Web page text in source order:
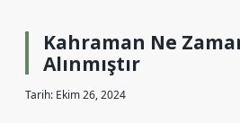
Kahraman Ne
Alınmıştır
Tarih: Ekim 26, 2024